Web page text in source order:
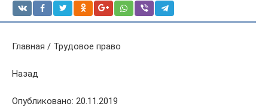
Главная / Трудовое право
Назад
Опубликовано: 20.11.2019